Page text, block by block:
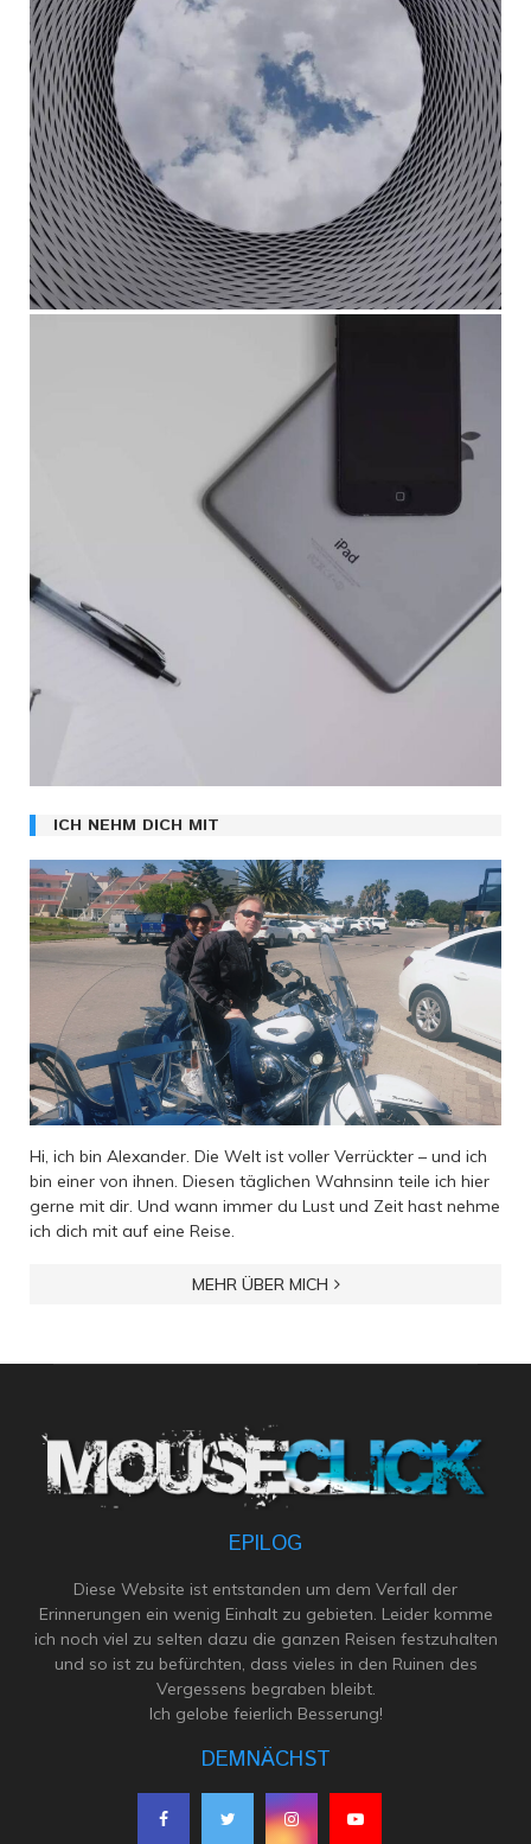
ICH NEHM DICH MIT
Hi, ich bin Alexander. Die Welt ist voller Verrückter – und ich
bin einer von ihnen. Diesen täglichen Wahnsinn teile ich hier
gerne mit dir. Und wann immer du Lust und Zeit hast nehme
ich dich mit auf eine Reise.
MEHR ÜBER MICH
EPILOG
Diese Website ist entstanden um dem Verfall der
Erinnerungen ein wenig Einhalt zu gebieten. Leider komme
ich noch viel zu selten dazu die ganzen Reisen festzuhalten
und so ist zu befürchten, dass vieles in den Ruinen des
Vergessens begraben bleibt.
Ich gelobe feierlich Besserung!
DEMNÄCHST